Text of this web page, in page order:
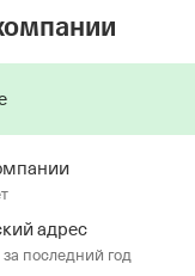
адрес
последний год